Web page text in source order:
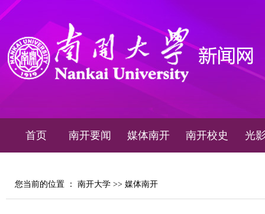
首页 南开要闻 媒体南开 南开校史 光
您当前的位置 ： 南开大学 >> 媒体南开